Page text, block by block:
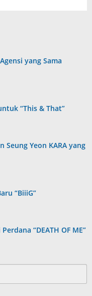
yang Sama
“This & That”
Seung Yeon KARA yang
“BiiiG”
“DEATH OF ME”